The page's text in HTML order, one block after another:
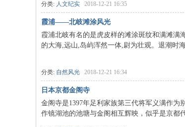
分类: 人文纪实 2018-12-21 16:35
霞浦——北岐滩涂风光
霞浦北岐有名的是虎皮样的滩涂斑纹和满滩满
的大海,远山,岛屿浑然一体,尉为壮观。退潮时
分类: 自然风光 2018-12-21 16:34
日本京都金阁寺
金阁寺是1397年足利家族第三代将军义满作
作镜湖池的池塘与金阁相互辉映，似乎是京都